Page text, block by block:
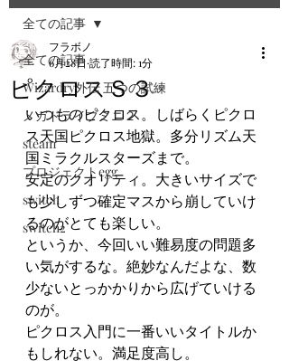
全ての記事
Wizardry外伝 五つの試練
メガドライブミニ２
steam
プロジェクトegg
switch
switch2
全ての記事
ピクロスＳ３
フラボノ
6月28日 読了時間: 1分
いつものピクロス。しばらくピクロ
ス天国ピクロス地獄。多分リズム天
国ミラクルスターズまで。
安定のクオリティ。大きいサイズで
も少しずつ確定マスから崩していけ
るのがとても楽しい。
というか、今回いい難易度の問題多
い気がするな。絶妙なんだよな、数
少ないとっかかりから広げていける
のが。
ピクロス入門に一番いいタイトルか
もしれない。満足度高し。